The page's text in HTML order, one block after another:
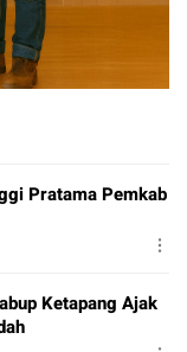
Pratama Pemkab
Ketapang Ajak